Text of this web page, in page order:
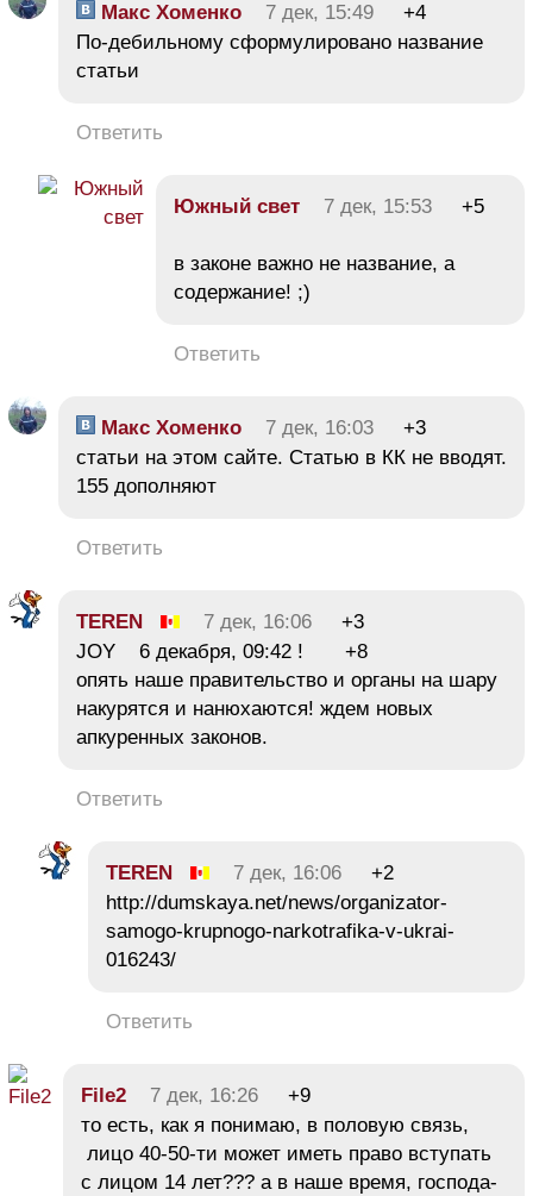
Макс Хоменко 7 дек, 15:49
+4
По-дебильному сформулировано название
статьи
Ответить
Южный свет 7 дек, 15:53 +5
в законе важно не название, а
содержание! ;)
Ответить
Макс Хоменко 7 дек, 16:03
+3
статьи на этом сайте. Статью в КК не вводят.
155 дополняют
Ответить
TEREN 7 дек, 16:06
+3
JOY 6 декабря, 09:42 ! +8
опять наше правительство и органы на шару
накурятся и нанюхаются! ждем новых
апкуренных законов.
Ответить
TEREN 7 дек, 16:06
+2
http://dumskaya.net/news/organizator-
samogo-krupnogo-narkotrafika-v-ukrai-
016243/
Ответить
File2 7 дек, 16:26
+9
то есть, как я понимаю, в половую связь,
лицо 40-50-ти может иметь право вступать
с лицом 14 лет??? а в наше время, господа-